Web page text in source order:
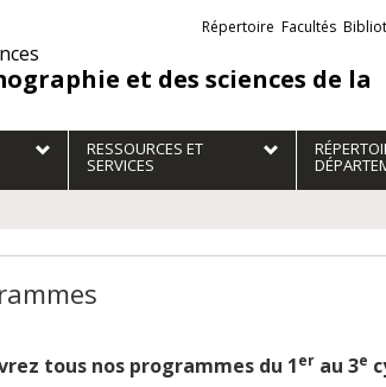
et des sciences de la
Liens
externes
Répertoire Facultés
RESSOURCES ET
SERVICES
tous nos programmes du 1er au 3e